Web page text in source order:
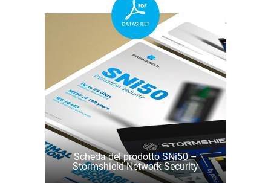
Scheda del prodotto SNi50 –
Stormshield Network Security